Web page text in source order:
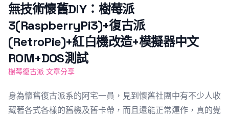
無技術懷舊DIY：樹莓派
3(RaspberryPi3)+復古派
(RetroPie)+紅白機改造+模擬器中文
ROM+DOS測試
樹莓復古派 文章分享
身為懷舊復古派系的阿宅一員，見到懷舊社團中有不少人收
藏著各式各樣的舊機及舊卡帶，而且還能正常運作，真的覺